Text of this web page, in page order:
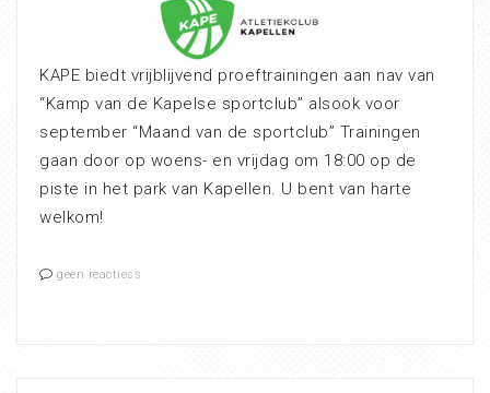
KAPE biedt vrijblijvend proeftrainingen aan nav van
“Kamp van de Kapelse sportclub” alsook voor
september “Maand van de sportclub” Trainingen
gaan door op woens- en vrijdag om 18:00 op de
piste in het park van Kapellen. U bent van harte
welkom!
geen reactiess